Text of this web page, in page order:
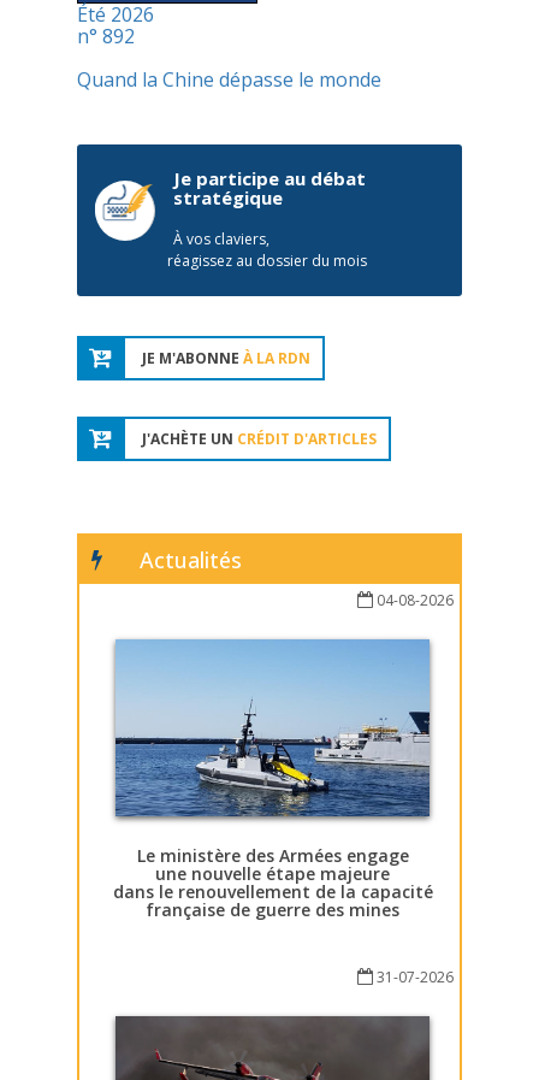
Été 2026
n° 892
Quand la Chine dépasse le monde
Je participe au débat
stratégique
À vos claviers,
réagissez au dossier du mois
JE M'ABONNE À LA RDN
J'ACHÈTE UN CRÉDIT D'ARTICLES
Actualités
04-08-2026
Le ministère des Armées engage
une nouvelle étape majeure
dans le renouvellement de la capacité
française de guerre des mines
31-07-2026